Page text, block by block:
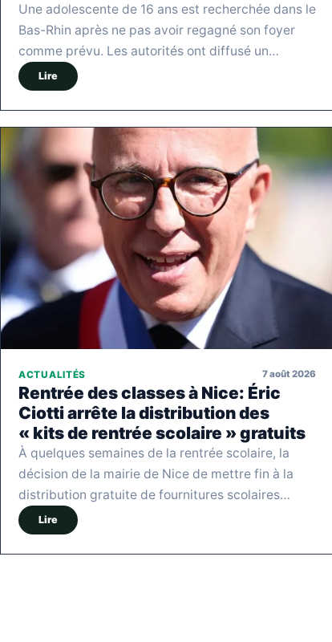
Une adolescente de 16 ans est recherchée dans le
Bas-Rhin après ne pas avoir regagné son foyer
comme prévu. Les autorités ont diffusé un…
Lire
ACTUALITÉS 7 août 2026
Rentrée des classes à Nice: Éric
Ciotti arrête la distribution des
« kits de rentrée scolaire » gratuits
À quelques semaines de la rentrée scolaire, la
décision de la mairie de Nice de mettre fin à la
distribution gratuite de fournitures scolaires…
Lire